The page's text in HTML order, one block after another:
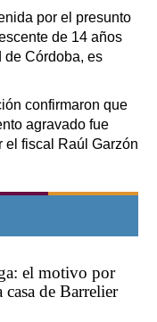
por el presunto
de 14 años
de Córdoba, es
confirmaron que
agravado fue
el fiscal Raúl Garzón
el motivo por
de Barrelier